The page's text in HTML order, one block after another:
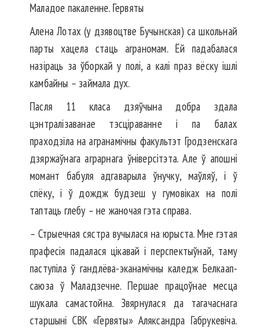
Маладое пакаленне. Гервяты
Алена Лотах (у дзявоцтве Бучынская) са школьнай
парты хацела стаць аграномам. Ёй падабалася
назіраць за ўборкай у полі, а калі праз вёску ішлі
камбайны – займала дух.
Пасля 11 класа дзяўчына доб­ра здала
цэнтралізаванае тэсці­раванне і па балах
праходзіла на агранамічны факультэт Гро­дзенскага
дзяржаўнага аграрнага ўніверсітэта. Але ў апошні
момант бабуля адгаварыла ўнучку, маўляў, і ў
спёку, і ў дождж бу­дзеш у гумовіках на полі
таптаць глебу – не жаночая гэта справа.
– Стрыечная сястра вучылася на юрыста. Мне гэтая
пра­фесія падалася цікавай і перспек­тыўнай, таму
паступіла ў ганд­лёва-эканамічны каледж Белкаап­­
саюза ў Маладзечне. Першае працоўнае месца
шукала самастойна. Звярнулася да тагачаснага
старшыні СВК «Гервяты» Аляксандра Габрукевіча.